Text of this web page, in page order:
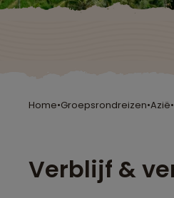
Home•Groepsrondreizen•Azië•
Verblijf &